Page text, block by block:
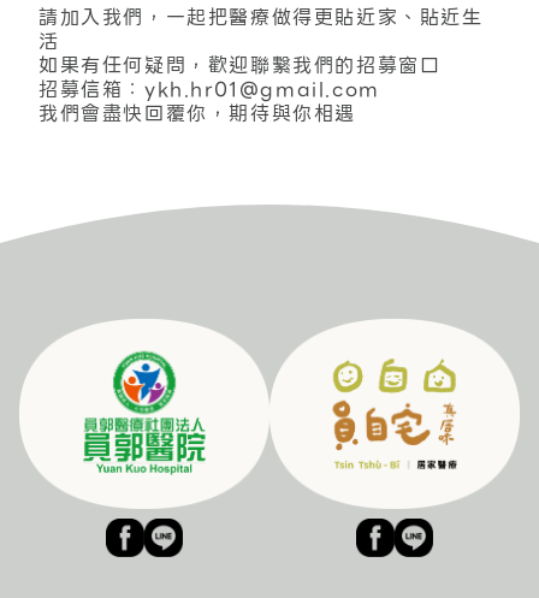
請加入我們，一起把醫療做得更貼近家、貼近生
活
如果有任何疑問，歡迎聯繫我們的招募窗口
招募信箱：ykh.hr01@gmail.com
我們會盡快回覆你，期待與你相遇